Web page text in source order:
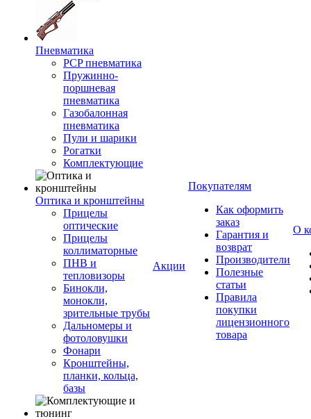
Пневматика
PCP пневматика
Пружинно-
поршневая
пневматика
Газобалонная
пневматика
Пули и шарики
Рогатки
Комплектующие
Оптика и кронштейны
Прицелы
оптические
Прицелы
коллиматорные
ПНВ и
тепловизоры
Бинокли,
монокли,
зрительные трубы
Дальномеры и
фотоловушки
Фонари
Кронштейны,
планки, кольца,
базы
Акции
Покупателям
Как оформить
заказ
Гарантия и
возврат
Производители
Полезные
статьи
Правила
покупки
лицензионного
товара
О